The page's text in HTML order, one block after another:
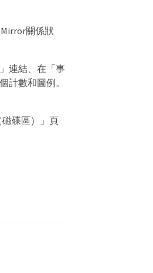
關係狀
連結、在「事
計數和圖例。
碟區）」頁